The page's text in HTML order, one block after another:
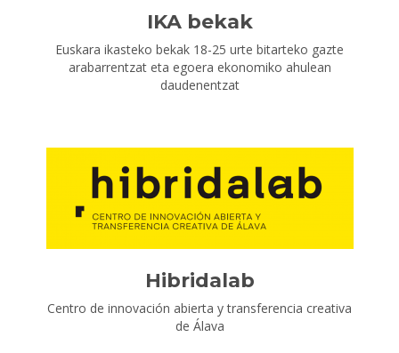
IKA bekak
Euskara ikasteko bekak 18-25 urte bitarteko gazte
arabarrentzat eta egoera ekonomiko ahulean
daudenentzat
Hibridalab
Centro de innovación abierta y transferencia creativa
de Álava